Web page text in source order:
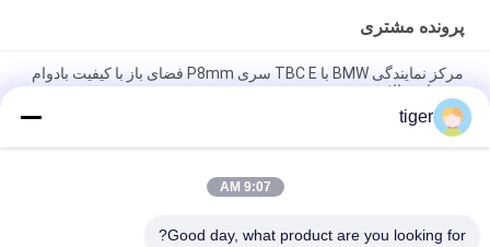
پرونده مشتری
مرکز نمایندگی BMW با TBC E سری P8mm فضای باز با کیفیت بادوام
روشنایی بالا
نرخ تازه سازی بالا 3840 هرتز
سری S P8 برای هتل‌های شیلی تجاری استفاده از دید بالا تصویر شفاف
tiger
9:07 AM
Good day, what product are you looking for?